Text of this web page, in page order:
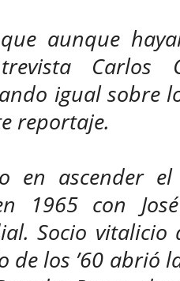
aunque
Carlos
igual sobre
reportaje.
en ascender
1965 con
Socio vitalicio
de los ’60 abrió